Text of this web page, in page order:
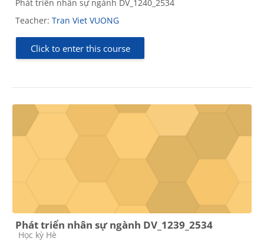
Phát triển nhân sự ngành DV_1240_2534
Teacher: Tran Viet VUONG
Click to enter this course
Phát triển nhân sự ngành DV_1239_2534
Course category
Học kỳ Hè